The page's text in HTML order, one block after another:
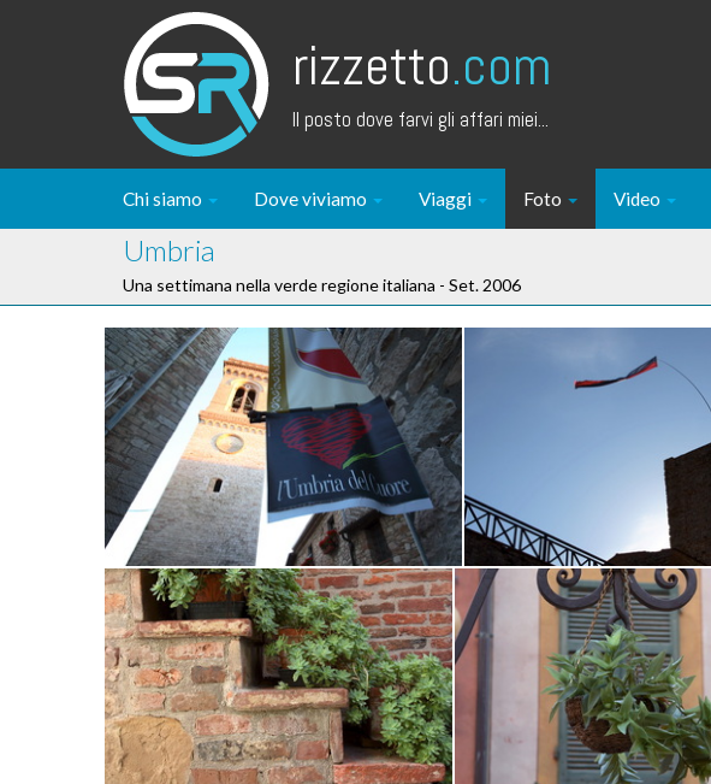
rizzetto.com
Il posto dove farvi gli affari miei...
Chi siamo Dove viviamo Viaggi Foto Video
Umbria
Una settimana nella verde regione italiana - Set. 2006